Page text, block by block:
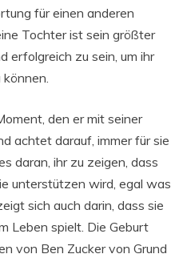
für einen anderen
Tochter ist sein größter
erfolgreich zu sein, um ihr
den er mit seiner
achtet darauf, immer für sie
daran, ihr zu zeigen, dass
unterstützen wird, egal was
sich auch darin, dass sie
Leben spielt. Die Geburt
von Ben Zucker von Grund